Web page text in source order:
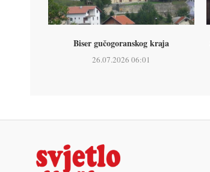
Biser gučogoranskog kraja
26.07.2026 06:01